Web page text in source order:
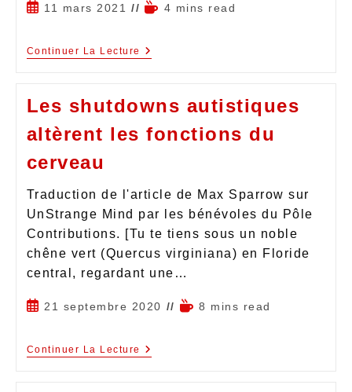
11 mars 2021 4 mins read
Continuer La Lecture
Les shutdowns autistiques
altèrent les fonctions du
cerveau
Traduction de l'article de Max Sparrow sur
UnStrange Mind par les bénévoles du Pôle
Contributions. [Tu te tiens sous un noble
chêne vert (Quercus virginiana) en Floride
central, regardant une…
21 septembre 2020 8 mins read
Continuer La Lecture